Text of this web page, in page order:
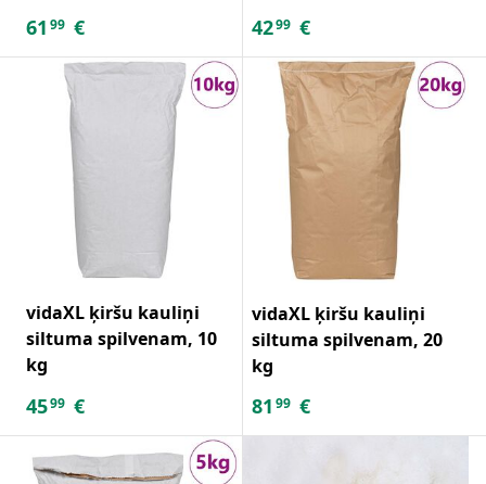
61 99 € 4299 €
vidaXL ķiršu kauliņi
siltuma spilvenam, 10
kg
4599 €
vidaXL ķiršu kauliņi
siltuma spilvenam, 20
kg
81 99 €